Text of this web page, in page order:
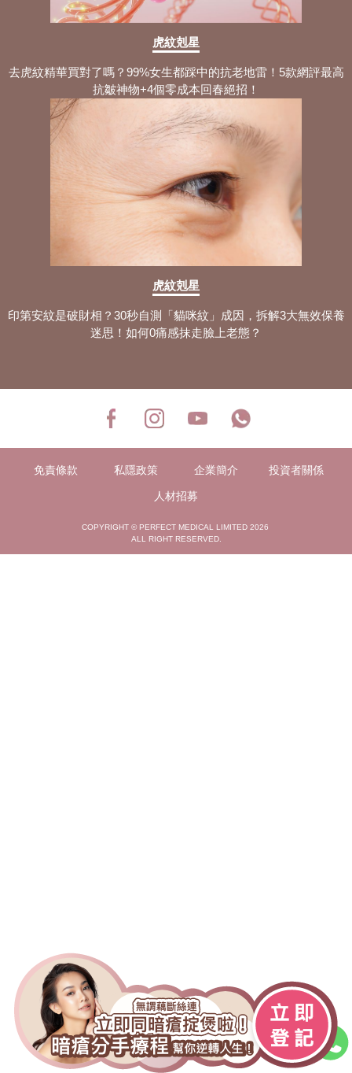
虎紋剋星
去虎紋精華買對了嗎？99%女生都踩中的抗老地雷！5款網評最高
抗皺神物+4個零成本回春絕招！
虎紋剋星
印第安紋是破財相？30秒自測「貓咪紋」成因，拆解3大無效保養
迷思！如何0痛感抹走臉上老態？
免責條款 私隱政策 企業簡介 投資者關係
人材招募
COPYRIGHT © PERFECT MEDICAL LIMITED 2026
ALL RIGHT RESERVED.